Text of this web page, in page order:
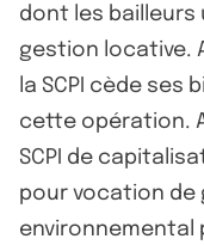
dont les bailleurs
gestion locative.
la SCPI cède
cette opération.
SCPI de
pour vocation de
environnemental